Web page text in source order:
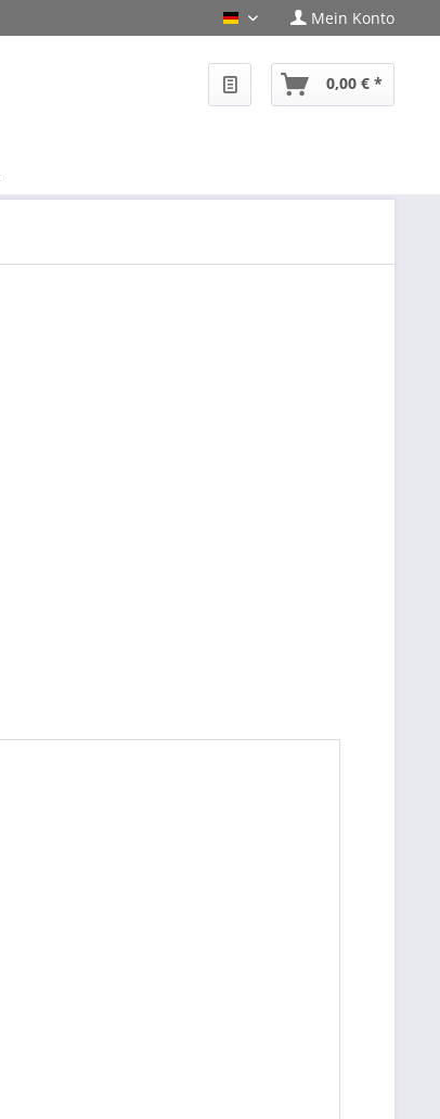
PHF-Shop Deutsch
Mein Konto
0,00 € *